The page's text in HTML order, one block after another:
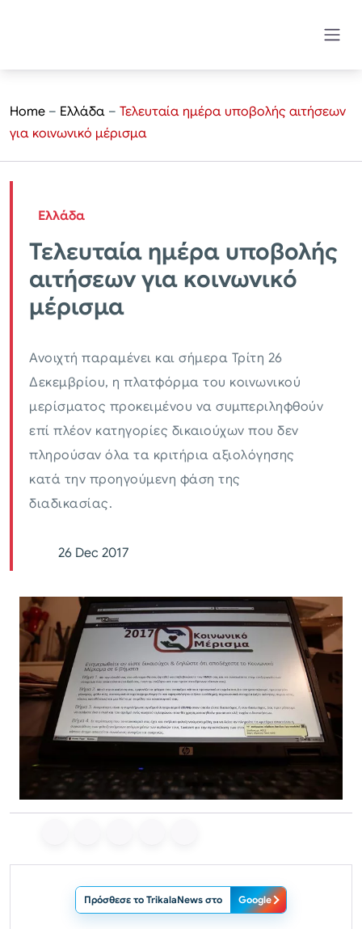
Home – Ελλάδα – Τελευταία ημέρα υποβολής αιτήσεων
για κοινωνικό μέρισμα
Ελλάδα
Τελευταία ημέρα υποβολής
αιτήσεων για κοινωνικό
μέρισμα
Ανοιχτή παραμένει και σήμερα Τρίτη 26
Δεκεμβρίου, η πλατφόρμα του κοινωνικού
μερίσματος προκειμένου να συμπεριληφθούν
επί πλέον κατηγορίες δικαιούχων που δεν
πληρούσαν όλα τα κριτήρια αξιολόγησης
κατά την προηγούμενη φάση της
διαδικασίας.
26 Dec 2017
Πρόσθεσε το TrikalaNews στο Google